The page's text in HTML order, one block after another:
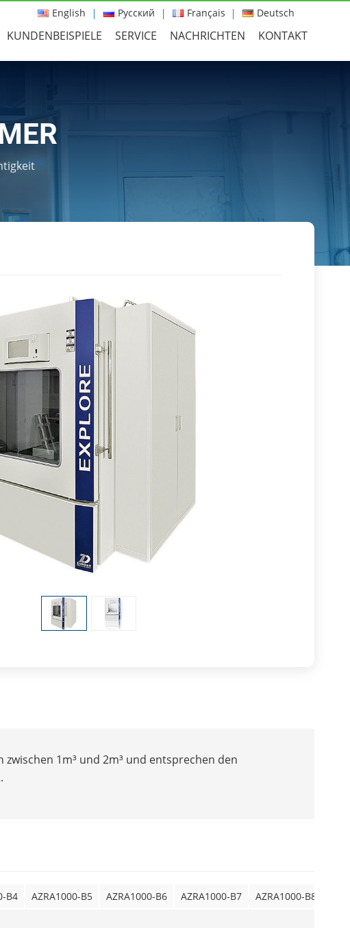
English Русский Français Deutsch
KUNDENBEISPIELE SERVICE NACHRICHTEN KONTAKT
1m³ und 2m³ und entsprechen den
B4 AZRA1000-B5 AZRA1000-B6 AZRA1000-B7 AZRA1000-B8